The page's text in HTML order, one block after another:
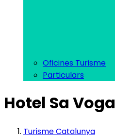
Oficines Turisme
Particulars
Hotel Sa Voga
Turisme Catalunya